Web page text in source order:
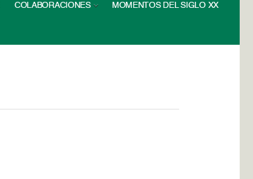
COLABORACIONES MOMENTOS DEL SIGLO XX